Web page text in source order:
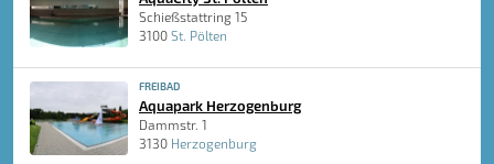
Schießstattring 15
3100 St. Pölten
FREIBAD
Aquapark Herzogenburg
Dammstr. 1
3130 Herzogenburg